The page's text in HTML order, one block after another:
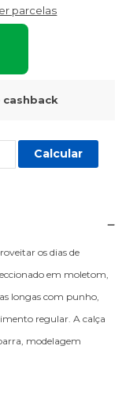
parcelas
cashback
Calcular
os dias de
em moletom,
longas com punho,
regular. A calça
modelagem